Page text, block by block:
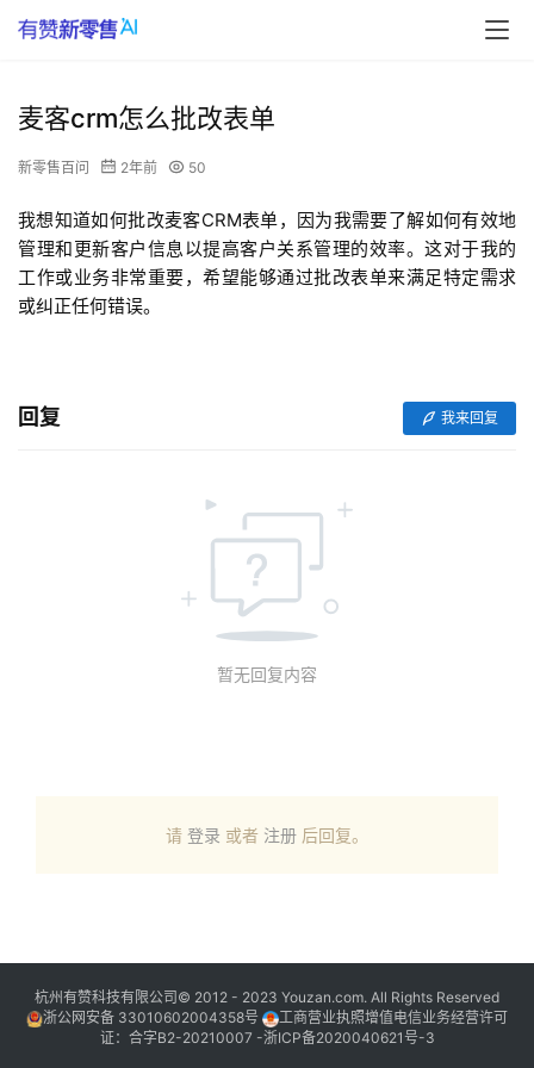
麦客crm怎么批改表单
新零售百问 2年前 50
我想知道如何批改麦客CRM表单，因为我需要了解如何有效地
管理和更新客户信息以提高客户关系管理的效率。这对于我的
工作或业务非常重要，希望能够通过批改表单来满足特定需求
或纠正任何错误。
回复 我来回复
暂无回复内容
请 登录 或者 注册 后回复。
杭州有赞科技有限公司© 2012 - 2023 Youzan.com. All Rights Reserved
浙公网安备 33010602004358号
工商营业执照增值电信业务经营许可
证：合字B2-20210007 -浙ICP备2020040621号-3